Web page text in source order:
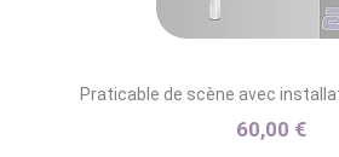
Praticable de scène avec
60,00 €